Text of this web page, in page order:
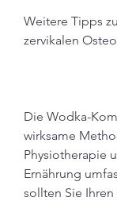
Weitere Tipps
zervikalen
Die Wodka-
wirksame
Physiotherapie
Ernährung
sollten Sie